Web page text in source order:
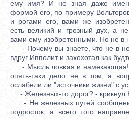
ему имя? И не зная даже
формой его, по примеру
и рогами его, вами же
есть великий и грозный дух, а
вами ему изобретенными. Но не в
- Почему вы знаете, что не в
вдруг Ипполит и захохотал как
- Мысль ловкая и намекающая!
опять-таки дело не в том, а
ослабели ли "источники жизни" с
- Железных-то дорог? - крикнул
- Не железных путей
подросток, а всего того